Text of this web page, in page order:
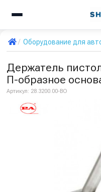
Оборудование для
Держатель
П-образное
Артикул: 28.3200.00-ВО